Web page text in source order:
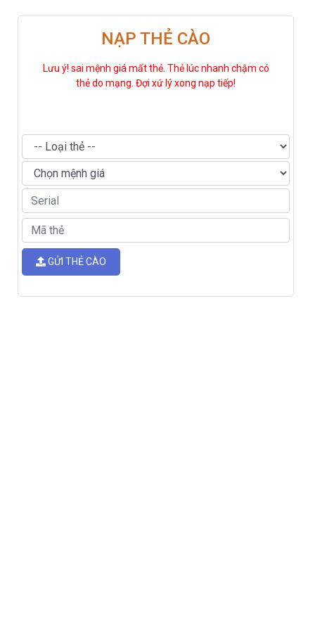
NẠP THẺ CÀO
Lưu ý! sai mệnh giá mất thẻ. Thẻ lúc nhanh chậm có
thẻ do mạng. Đợi xứ lý xong nạp tiếp!
GỬI THẺ CÀO